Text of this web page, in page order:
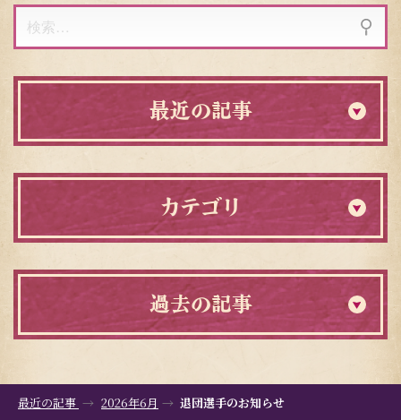
検
索:
最近の記事
カテゴリ
過去の記事
最近の記事 2026年6月 退団選手のお知らせ